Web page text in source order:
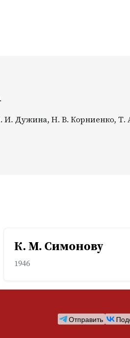
И. Дужина, Н. В. Корниенко, Т.
К. М. Симонову
1946
Отправить